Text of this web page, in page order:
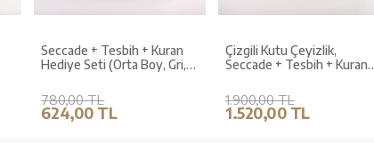
Seccade + Tesbih + Kuran
Hediye Seti (Orta Boy, Gri,
780,00 TL
624,00 TL
Çizgili Kutu Çeyizlik,
Seccade + Tesbih + Kuran
Kadife, Beyaz, Elif-Vav)
1.900,00 TL
1.520,00 TL